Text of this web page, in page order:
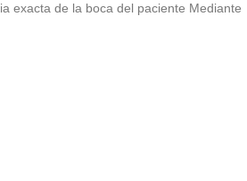
exacta de la boca del paciente⁣⁣ Mediante